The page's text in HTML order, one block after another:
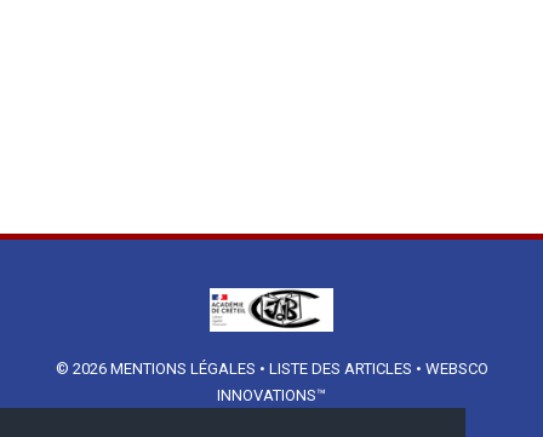
© 2026 MENTIONS LÉGALES • LISTE DES ARTICLES • WEBSCO
INNOVATIONS™